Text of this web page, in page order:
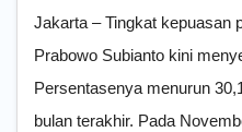
Jakarta – Tingkat kepuasan
Prabowo Subianto kini
Persentasenya menurun
bulan terakhir. Pada